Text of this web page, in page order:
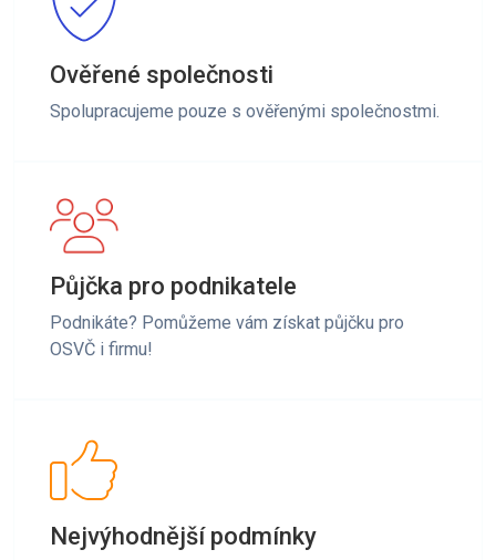
Ověřené společnosti
Spolupracujeme pouze s ověřenými společnostmi.
Půjčka pro podnikatele
Podnikáte? Pomůžeme vám získat půjčku pro
OSVČ i firmu!
Nejvýhodnější podmínky